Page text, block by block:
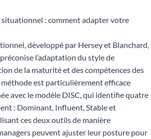
situationnel : comment adapter votre
développé par Hersey et Blanchard,
l’adaptation du style de
de la maturité et des compétences des
est particulièrement efficace
avec le modèle DISC, qui identifie quatre
: Dominant, Influent, Stable et
ces deux outils de manière
peuvent ajuster leur posture pour